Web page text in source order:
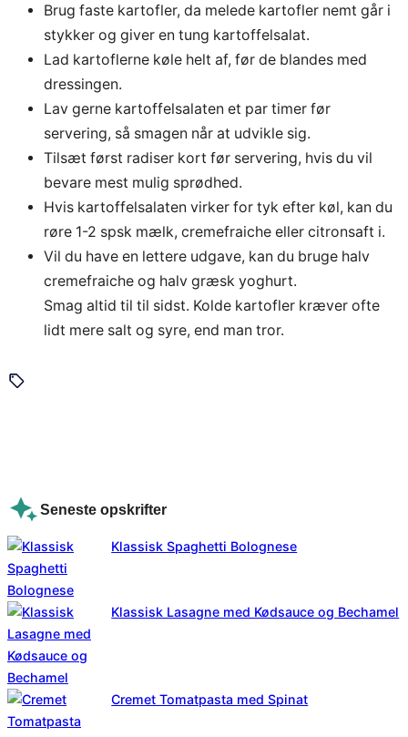
Brug faste kartofler, da melede kartofler nemt går i
stykker og giver en tung kartoffelsalat.
Lad kartoflerne køle helt af, før de blandes med
dressingen.
Lav gerne kartoffelsalaten et par timer før
servering, så smagen når at udvikle sig.
Tilsæt først radiser kort før servering, hvis du vil
bevare mest mulig sprødhed.
Hvis kartoffelsalaten virker for tyk efter køl, kan du
røre 1-2 spsk mælk, cremefraiche eller citronsaft i.
Vil du have en lettere udgave, kan du bruge halv
cremefraiche og halv græsk yoghurt.
Smag altid til til sidst. Kolde kartofler kræver ofte
lidt mere salt og syre, end man tror.
Seneste opskrifter
Klassisk Spaghetti Bolognese
Klassisk Lasagne med Kødsauce og Bechamel
Cremet Tomatpasta med Spinat